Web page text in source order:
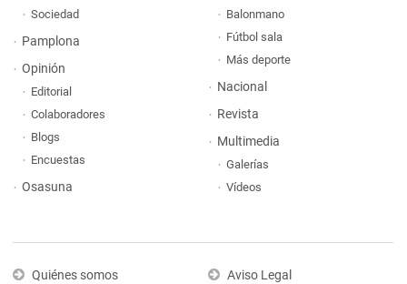
Sociedad
Pamplona
Opinión
Editorial
Colaboradores
Blogs
Encuestas
Osasuna
Balonmano
Fútbol sala
Más deporte
Nacional
Revista
Multimedia
Galerías
Vídeos
Quiénes somos Aviso Legal